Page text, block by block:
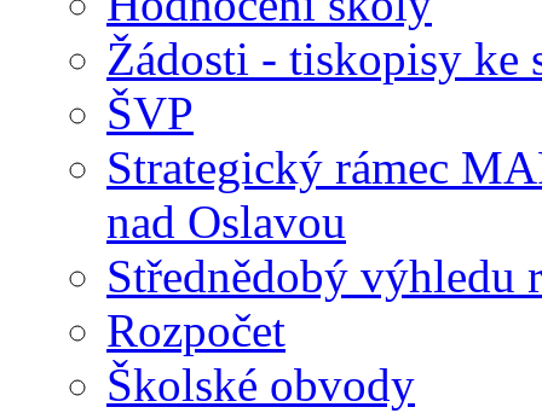
Žádosti - tiskopisy ke
ŠVP
Strategický rámec
nad Oslavou
Střednědobý výhledu
Rozpočet
Školské obvody